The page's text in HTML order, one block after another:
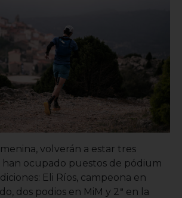
volverán a estar tres
ocupado puestos de pódium
Eli Ríos, campeona en
dos podios en MiM y 2ª en la